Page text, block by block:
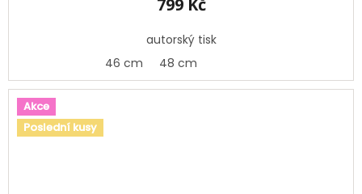
799 Kč
autorský tisk
46 cm
48 cm
Akce
Poslední kusy